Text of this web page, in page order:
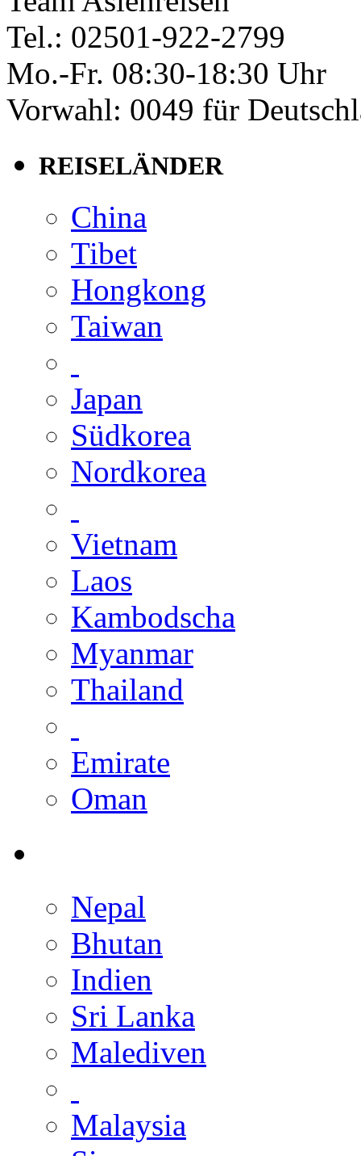
Tel.: 02501-922-2799
Mo.-Fr. 08:30-18:30 Uhr
Vorwahl: 0049 für
REISELÄNDER
China
Tibet
Hongkong
Taiwan
Japan
Südkorea
Nordkorea
Vietnam
Laos
Kambodscha
Myanmar
Thailand
Emirate
Oman
Nepal
Bhutan
Indien
Sri Lanka
Malediven
Malaysia